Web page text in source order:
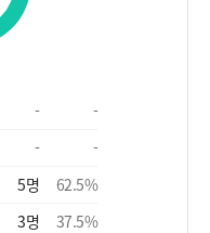
-
-
-
-
5명 62.5%
3명 37.5%